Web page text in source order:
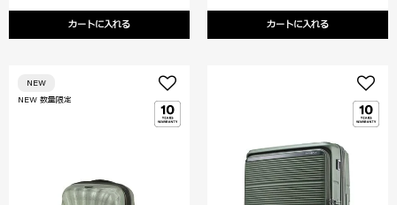
カートに入れる カートに入れる
NEW 数量限定
NEW